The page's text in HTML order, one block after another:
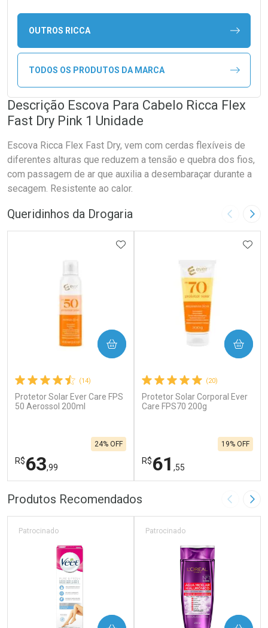
OUTROS RICCA
TODOS OS PRODUTOS DA MARCA
Descrição Escova Para Cabelo Ricca Flex
Fast Dry Pink 1 Unidade
Escova Ricca Flex Fast Dry, vem com cerdas flexíveis de
diferentes alturas que reduzem a tensão e quebra dos fios,
com passagem de ar que auxilia a desembaraçar durante a
secagem. Resistente ao calor.
Queridinhos da Drogaria Imagem
(14)
Protetor Solar Ever Care FPS
50 Aerossol 200ml
R$63,99
24% OFF
ADICIONAR AOS FAVORITOS
COMPRAR
FECHAR
Laboratório
FECHAR
Por Menos
(20)
Protetor Solar Corporal Ever
Care FPS70 200g
R$61 ,55
19% OFF
COMPRAR
Laboratório
Por Menos
Produtos Recomendados Imagem
Patrocinado Patrocinado